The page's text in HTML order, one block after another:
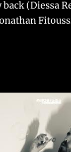
back (Diessa